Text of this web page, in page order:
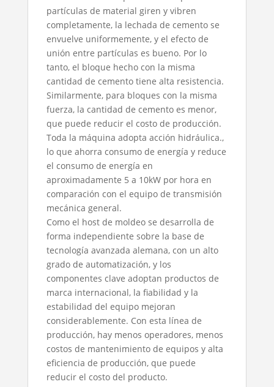
partículas de material giren y vibren
completamente, la lechada de cemento se
envuelve uniformemente, y el efecto de
unión entre partículas es bueno. Por lo
tanto, el bloque hecho con la misma
cantidad de cemento tiene alta resistencia.
Similarmente, para bloques con la misma
fuerza, la cantidad de cemento es menor,
que puede reducir el costo de producción.
Toda la máquina adopta acción hidráulica.,
lo que ahorra consumo de energía y reduce
el consumo de energía en
aproximadamente 5 a 10kW por hora en
comparación con el equipo de transmisión
mecánica general.
Como el host de moldeo se desarrolla de
forma independiente sobre la base de
tecnología avanzada alemana, con un alto
grado de automatización, y los
componentes clave adoptan productos de
marca internacional, la fiabilidad y la
estabilidad del equipo mejoran
considerablemente. Con esta línea de
producción, hay menos operadores, menos
costos de mantenimiento de equipos y alta
eficiencia de producción, que puede
reducir el costo del producto.